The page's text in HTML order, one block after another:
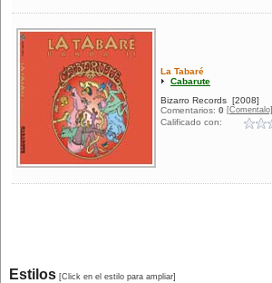
La Tabaré
Cabarute
Bizarro Records [2008]
Comentarios: 0 [Comentalo]
Calificado con:
Estilos [Click en el estilo para ampliar]